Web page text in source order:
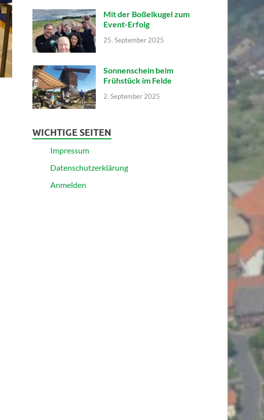
Mit der Boßelkugel zum
Event-Erfolg
25. September 2025
Sonnenschein beim
Frühstück im Felde
2. September 2025
WICHTIGE SEITEN
Impressum
Datenschutzerklärung
Anmelden